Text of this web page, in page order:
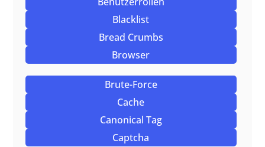
Blacklist
Bread Crumbs
Browser
Brute-Force
Cache
Canonical Tag
Captcha